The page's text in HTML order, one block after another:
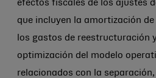
efectos fiscales de los ajustes
que incluyen la amortización
los gastos de reestructuración
optimización del modelo
relacionados con la